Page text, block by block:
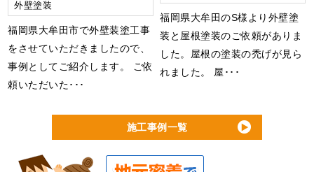
外壁塗装
福岡県大牟田市で外壁装塗工事
をさせていただきましたので、
事例としてご紹介します。 ご依
頼いただいた･･･
福岡県大牟田のS様より外壁塗
装と屋根塗装のご依頼がありま
した。屋根の塗装の禿げが見ら
れました。 屋･･･
施工事例一覧